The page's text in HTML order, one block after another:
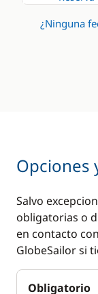
¿Ninguna
Opciones
Salvo
obligatorias o
en contacto
GlobeSailor si
Obligatorio